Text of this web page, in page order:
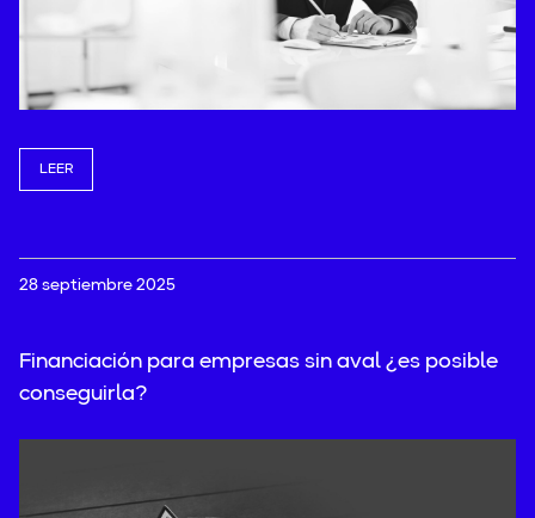
LEER
28 septiembre 2025
Financiación para empresas sin aval ¿es posible
conseguirla?